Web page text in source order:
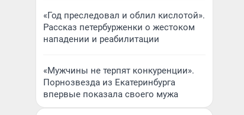
«Год преследовал и облил кислотой».
Рассказ петербурженки о жестоком
нападении и реабилитации
«Мужчины не терпят конкуренции».
Порнозвезда из Екатеринбурга
впервые показала своего мужа